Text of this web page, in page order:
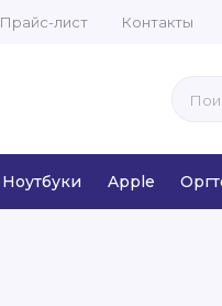
Прайс-лист Контакты
Ноутбуки Apple